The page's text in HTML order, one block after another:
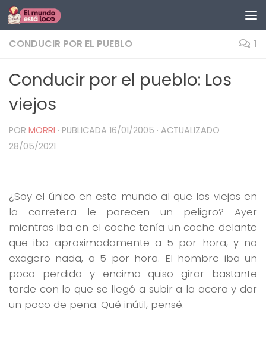
Saltar al contenido
CONDUCIR POR EL PUEBLO 1
Conducir por el pueblo: Los
viejos
POR MORRI · PUBLICADA 16/01/2005 · ACTUALIZADO
28/05/2021
¿Soy el único en este mundo al que los viejos en
la carretera le parecen un peligro? Ayer
mientras iba en el coche tenía un coche delante
que iba aproximadamente a 5 por hora, y no
exagero nada, a 5 por hora. El hombre iba un
poco perdido y encima quiso girar bastante
tarde con lo que se llegó a subir a la acera y dar
un poco de pena. Qué inútil, pensé.